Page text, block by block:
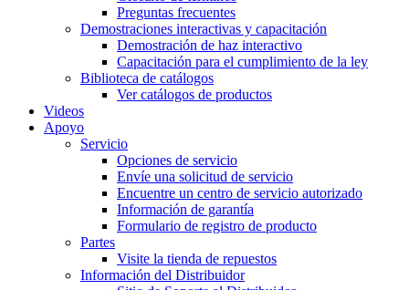
Preguntas frecuentes
Demostraciones interactivas y capacitación
Demostración de haz interactivo
Capacitación para el cumplimiento de la ley
Biblioteca de catálogos
Ver catálogos de productos
Videos
Apoyo
Servicio
Opciones de servicio
Envíe una solicitud de servicio
Encuentre un centro de servicio autorizado
Información de garantía
Formulario de registro de producto
Partes
Visite la tienda de repuestos
Información del Distribuidor